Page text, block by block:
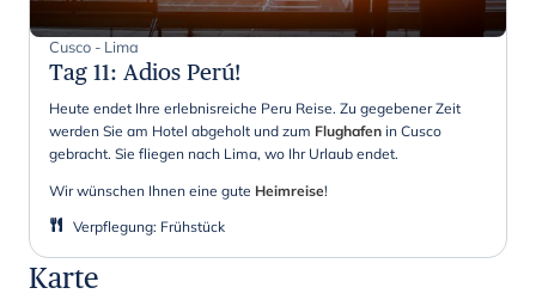
Cusco - Lima
Tag 11: Adios Perú!
Heute endet Ihre erlebnisreiche Peru Reise. Zu gegebener Zeit
werden Sie am Hotel abgeholt und zum Flughafen in Cusco
gebracht. Sie fliegen nach Lima, wo Ihr Urlaub endet.
Wir wünschen Ihnen eine gute Heimreise!
Verpflegung: Frühstück
Karte